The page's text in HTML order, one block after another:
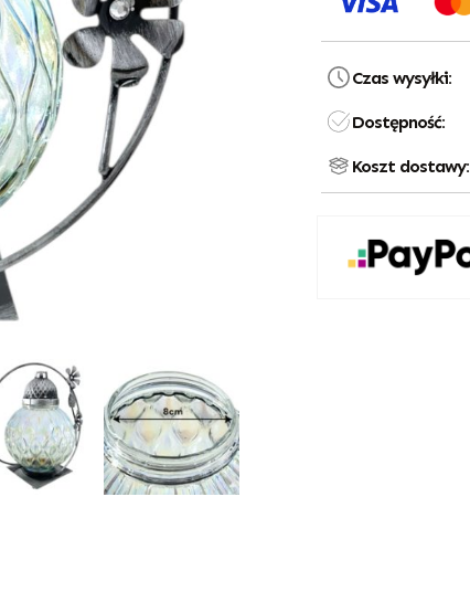
Czas wysyłki:
Dostępność:
Koszt dostawy: